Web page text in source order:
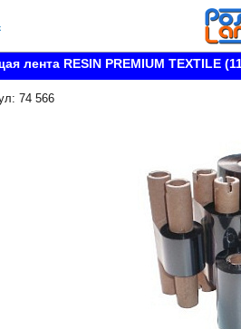
лента RESIN PREMIUM TEXTILE
74 566